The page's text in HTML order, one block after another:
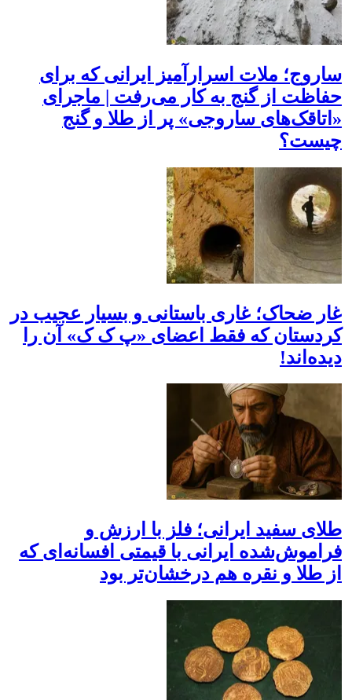
ساروج؛ ملات اسرارآمیز ایرانی که برای
حفاظت از گنج به کار می‌رفت | ماجرای
«اتاقک‌های ساروجی» پر از طلا و گنج
چیست؟
غار ضحاک؛ غاری باستانی و بسیار عجیب در
کردستان که فقط اعضای «پ ک ک» آن را
دیده‌اند!
طلای سفید ایرانی؛ فلز با ارزش و
فراموش‌شده ایرانی با قیمتی افسانه‌ای که
از طلا و نقره هم درخشان‌تر بود